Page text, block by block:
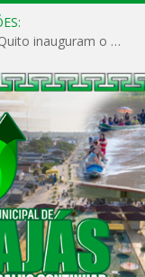
Prefeito Vivaldo Mendes e vice-prefeito Quito inauguram o CAPS e fortalecem a saúde pública em Anajás.